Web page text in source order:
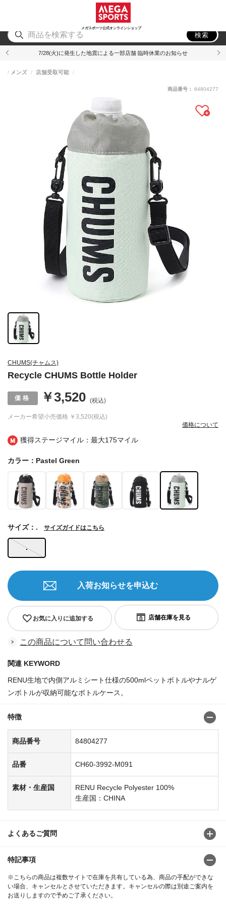
メガスポーツ公式オンラインショップ
アウトドア
検索
7/28(火)に発生した地震による一部店舗 臨時休業のお知らせ
獲得ステージマイル：最大175マイル
CHUMS(チャムス)
Recycle CHUMS Bottle Holder
メンズ 店舗受取可能
メーカー希望小売価格 ￥3,520(税込)
￥3,520 (税込)
価格について
商品番号： 84804277
カラー：Pastel Green
.
サイズ：. サイズガイドはこちら
お気に入りに追加する
入荷お知らせを申込む
この商品について問い合わせる
関連 KEYWORD
RENU生地で内側アルミシート仕様の500mlペットボトルやナルゲ
ンボトルが収納可能なボトルケース。
特徴
商品番号 84804277
品番 CH60-3992-M091
素材・生産国
RENU Recycle Polyester 100%
生産国：CHINA
よくあるご質問
特記事項
※こちらの商品は複数サイトで在庫を共有している為、商品の手配ができな
い場合、キャンセルとさせていただきます。キャンセルの際は別途ご案内を
お送りしますので予めご了承ください。